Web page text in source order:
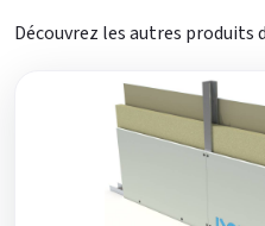
Découvrez les autres produits